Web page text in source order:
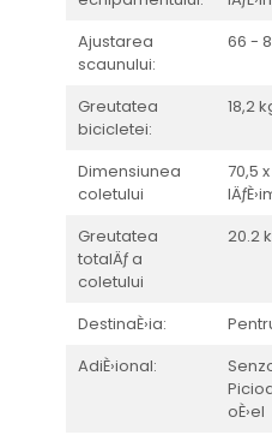
Ajustarea
scaunului:
66 -
Greutatea
bicicletei:
18,2
Dimensiunea
coletului
70,5
Greutatea
totalÄƒ a
coletului
20.2
DestinaÈ›ia:
AdiÈ›ional:
oÈ›el